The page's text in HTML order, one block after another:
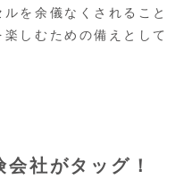
を余儀なくされること
しむための備えとして
社がタッグ！